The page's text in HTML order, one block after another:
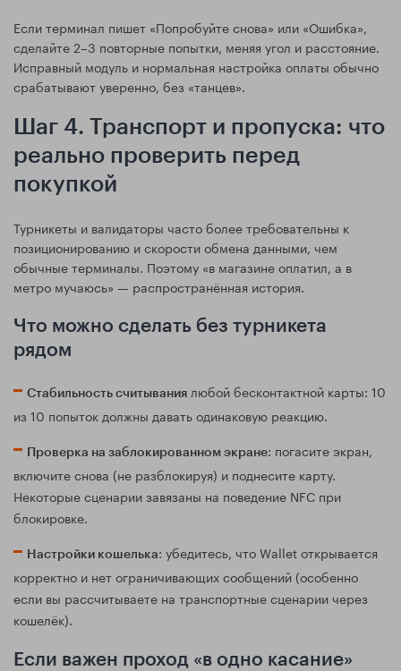
Если терминал пишет «Попробуйте снова» или «Ошибка»,
сделайте 2–3 повторные попытки, меняя угол и расстояние.
Исправный модуль и нормальная настройка оплаты обычно
срабатывают уверенно, без «танцев».
Шаг 4. Транспорт и пропуска: что
реально проверить перед
покупкой
Турникеты и валидаторы часто более требовательны к
позиционированию и скорости обмена данными, чем
обычные терминалы. Поэтому «в магазине оплатил, а в
метро мучаюсь» — распространённая история.
Что можно сделать без турникета
рядом
Стабильность считывания любой бесконтактной карты: 10
из 10 попыток должны давать одинаковую реакцию.
Проверка на заблокированном экране: погасите экран,
включите снова (не разблокируя) и поднесите карту.
Некоторые сценарии завязаны на поведение NFC при
блокировке.
Настройки кошелька: убедитесь, что Wallet открывается
корректно и нет ограничивающих сообщений (особенно
если вы рассчитываете на транспортные сценарии через
кошелёк).
Если важен проход «в одно касание»